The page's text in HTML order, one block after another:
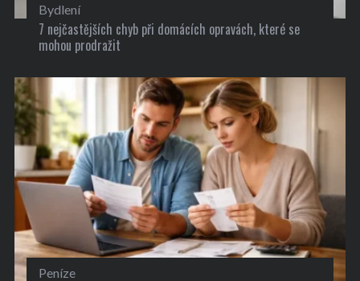
Bydlení
7 nejčastějších chyb při domácích opravách, které se
mohou prodražit
Peníze